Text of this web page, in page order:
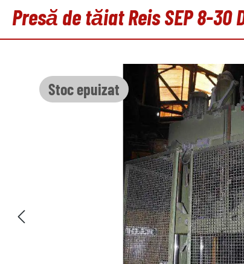
Presă de tăiat Reis SEP 8-30
Stoc epuizat